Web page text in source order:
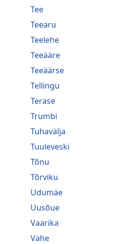
Tee
Teearu
Teelehe
Teeääre
Teeäärse
Tellingu
Terase
Trumbi
Tuhavälja
Tuuleveski
Tõnu
Tõrviku
Udumäe
Uusõue
Vaarika
Vahe